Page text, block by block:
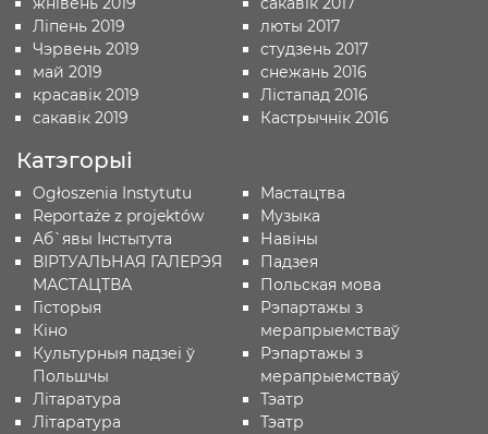
Ліпень 2019
Чэрвень 2019
май 2019
красавік 2019
сакавік 2019
люты 2017
студзень 2017
снежань 2016
Лістапад 2016
Кастрычнік 2016
Катэгорыі
Ogłoszenia Instytutu
Reportaże z projektów
Аб`явы Iнстытута
ВІРТУАЛЬНАЯ ГАЛЕРЭЯ
МАСТАЦТВА
Гісторыя
Кіно
Культурныя падзеі ў
Польшчы
Лiтаратура
Лiтаратура
Мастацтва
Музыка
Навіны
Падзея
Польская мова
Рэпартажы з
мерапрыемстваў
Рэпартажы з
мерапрыемстваў
Тэатр
Тэатр